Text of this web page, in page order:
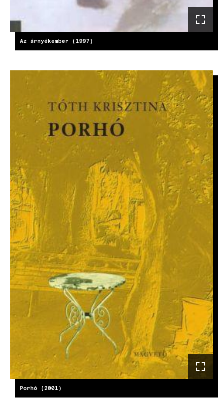
Az árnyékember (1997)
Porhó (2001)